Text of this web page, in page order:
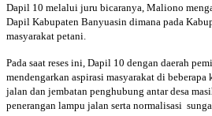
Dapil 10 melalui juru bicaranya, Maliono
Dapil Kabupaten Banyuasin dimana pada
masyarakat petani.
Pada saat reses ini, Dapil 10 dengan daerah
mendengarkan aspirasi masyarakat di
jalan dan jembatan penghubung antar desa
penerangan lampu jalan serta normalisasi